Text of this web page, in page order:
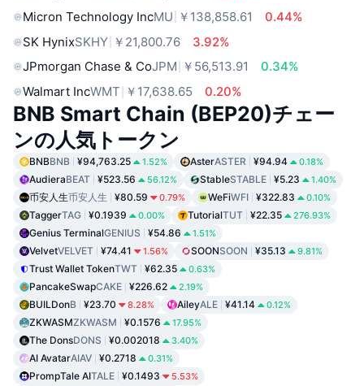
Micron Technology IncMU ￥138,858.61
0.44%
SK HynixSKHY ￥21,800.76
3.92%
JPmorgan Chase & CoJPM ￥56,513.91
0.34%
Walmart IncWMT ￥17,638.65 0.20%
BNB Smart Chain (BEP20)チェー
ンの人気トークン
BNBBNB ¥94,763.25 1.52% AsterASTER ¥94.94 0.18%
AudieraBEAT ¥523.56 56.12% StableSTABLE ¥5.23 1.40%
币安人生币安人生 ¥80.59 0.79% WeFiWFI ¥322.83 0.10%
TaggerTAG ¥0.1939 0.00% TutorialTUT ¥22.35 276.93%
Genius TerminalGENIUS ¥54.86 1.51%
VelvetVELVET ¥74.41 1.56% SOONSOON ¥35.13 9.81%
Trust Wallet TokenTWT ¥62.35 0.63%
PancakeSwapCAKE ¥226.62 2.19%
BUILDonB ¥23.70 8.28% AileyALE ¥41.14 0.12%
ZKWASMZKWASM ¥0.1576 17.95%
The DonsDONS ¥0.002018 3.40%
AI AvatarAIAV ¥0.2718 0.31%
PrompTale AITALE ¥0.1493 5.53%